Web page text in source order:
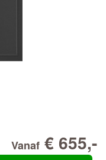
Vanaf € 655,-